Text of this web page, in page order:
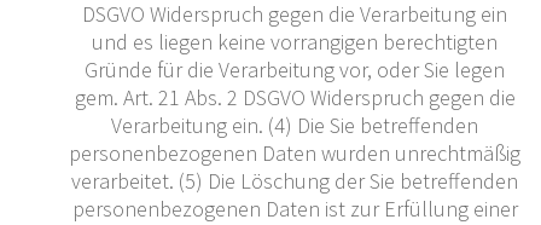
DSGVO Widerspruch gegen die Verarbeitung ein
und es liegen keine vorrangigen berechtigten
Gründe für die Verarbeitung vor, oder Sie legen
gem. Art. 21 Abs. 2 DSGVO Widerspruch gegen die
Verarbeitung ein. (4) Die Sie betreffenden
personenbezogenen Daten wurden unrechtmäßig
verarbeitet. (5) Die Löschung der Sie betreffenden
personenbezogenen Daten ist zur Erfüllung einer